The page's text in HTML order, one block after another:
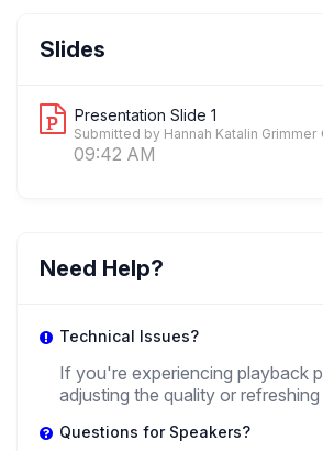
PhD Student
Slides
Presentation Slide 1
Submitted by Hannah Katalin Grimmer
09:42 AM
Need Help?
Technical Issues?
If you're experiencing playback
adjusting the quality or
Questions for Speakers?